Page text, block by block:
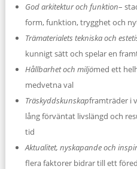
God arkitektur och funktion–
form, funktion, trygghet och
Trämaterialets tekniska och
kunnigt sätt och spelar en
Hållbarhet och miljömed ett
medvetna val
Träskyddskunskapframträder i
lång förväntat livslängd och
tid
Aktualitet, nyskapande och
flera faktorer bidrar till ett